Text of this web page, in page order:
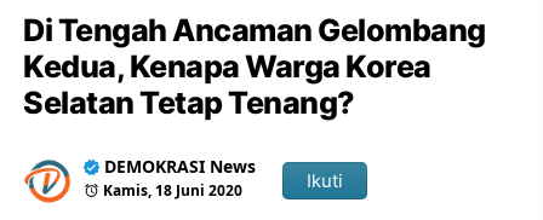
Di Tengah Ancaman Gelombang
Kedua, Kenapa Warga Korea
Selatan Tetap Tenang?
DEMOKRASI News
Kamis, 18 Juni 2020 Ikuti